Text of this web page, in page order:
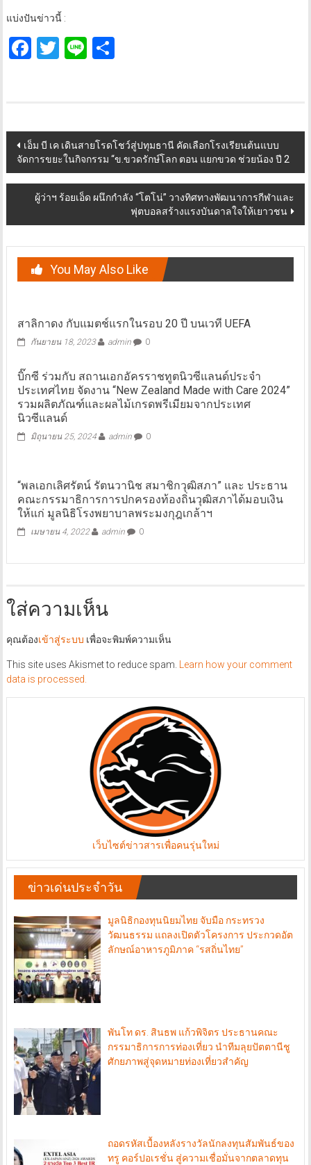
แบ่งปันข่าวนี้ :
Facebook
Twitter
LineShare
Post
navigation
เอ็ม บี เค เดินสายโรดโชว์สู่ปทุมธานี คัดเลือกโรงเรียนต้นแบบ
จัดการขยะในกิจกรรม “ข.ขวดรักษ์โลก ตอน แยกขวด ช่วยน้อง ปี 2
ผู้ว่าฯ ร้อยเอ็ด ผนึกกำลัง “โตโน่” วางทิศทางพัฒนาการกีฬาและ
ฟุตบอลสร้างแรงบันดาลใจให้เยาวชน
You May Also Like
สาลิกาดง กับแมตช์แรกในรอบ 20 ปี บนเวที UEFA
กันยายน 18, 2023 admin 0
บิ๊กซี ร่วมกับ สถานเอกอัครราชทูตนิวซีแลนด์ประจำ
ประเทศไทย จัดงาน “New Zealand Made with Care 2024”
รวมผลิตภัณฑ์และผลไม้เกรดพรีเมียมจากประเทศ
นิวซีแลนด์
มิถุนายน 25, 2024 admin 0
“พลเอกเลิศรัตน์ รัตนวานิช สมาชิกวุฒิสภา” และ ประธาน
คณะกรรมาธิการการปกครองท้องถิ่นวุฒิสภาได้มอบเงิน
ให้แก่ มูลนิธิโรงพยาบาลพระมงกุฎเกล้าฯ
เมษายน 4, 2022 admin 0
ใส่ความเห็น
คุณต้องเข้าสู่ระบบ เพื่อจะพิมพ์ความเห็น
This site uses Akismet to reduce spam.
Learn how your comment
data is processed.
เว็บไซต์ข่าวสารเพื่อคนรุ่นใหม่
ข่าวเด่นประจำวัน
มูลนิธิกองทุนนิยมไทย จับมือ กระทรวง
วัฒนธรรม แถลงเปิดตัวโครงการ ประกวดอัต
ลักษณ์อาหารภูมิภาค “รสถิ่นไทย”
พันโท ดร. สินธพ แก้วพิจิตร ประธานคณะ
กรรมาธิการการท่องเที่ยว นำทีมลุยปัตตานีชู
ศักยภาพสู่จุดหมายท่องเที่ยวสำคัญ
ถอดรหัสเบื้องหลังรางวัลนักลงทุนสัมพันธ์ของ
ทรู คอร์ปอเรชั่น สู่ความเชื่อมั่นจากตลาดทุน